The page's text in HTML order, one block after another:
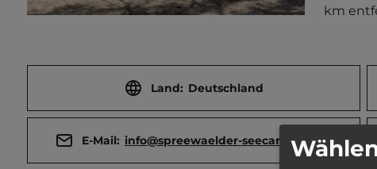
km
Land: Deutschland
E-Mail: info@spreewaelder-seecamping.de